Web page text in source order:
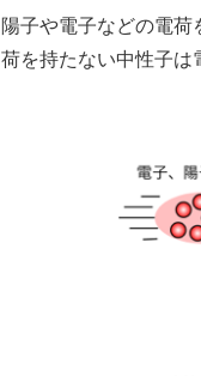
陽子や電子などの電
荷を持たない中性子は